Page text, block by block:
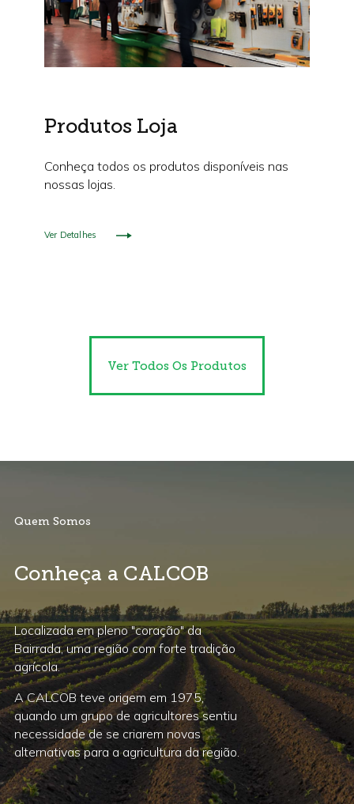
Produtos Loja
Conheça todos os produtos disponíveis nas
nossas lojas.
Ver Detalhes
Ver Todos Os Produtos
Quem Somos
Conheça a CALCOB
Localizada em pleno "coração" da
Bairrada, uma região com forte tradição
agrícola.
A CALCOB teve origem em 1975,
quando um grupo de agricultores sentiu
necessidade de se criarem novas
alternativas para a agricultura da região.